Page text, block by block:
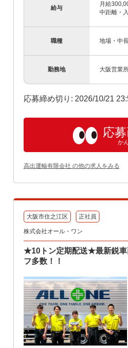
給与
月給
中距離・
職種 地場・中
勤務地 大阪営業
応募締め切り: 2026/10/21
応
か
高出運輸有限会社 の他の求人をみる
大阪市住之江区 正社員
株式会社オール・ワン
★10トン定期配送★最新鋭車
フ多数！！